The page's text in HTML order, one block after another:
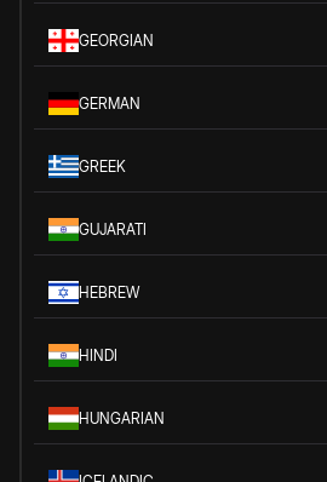
GEORGIAN
GERMAN
GREEK
GUJARATI
HEBREW
HINDI
HUNGARIAN